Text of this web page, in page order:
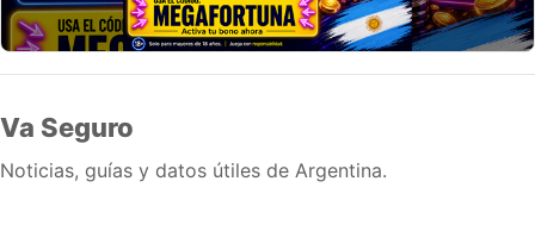
Va Seguro
Noticias, guías y datos útiles de Argentina.